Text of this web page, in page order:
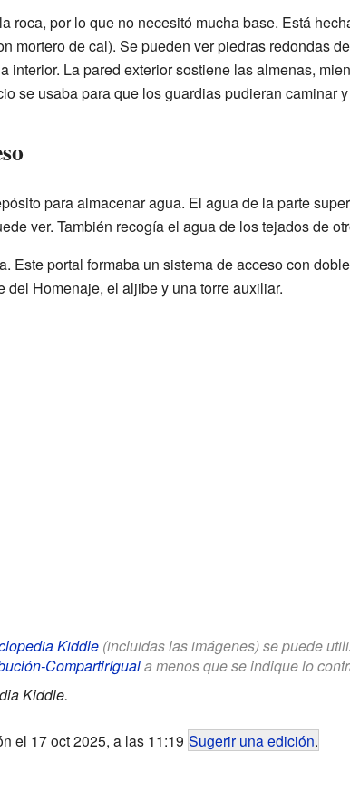
roca, por lo que no necesitó mucha base. Está
mortero de cal). Se pueden ver piedras redondas
interior. La pared exterior sostiene las almenas,
se usaba para que los guardias pudieran caminar
para almacenar agua. El agua de la parte
ver. También recogía el agua de los tejados de
Este portal formaba un sistema de acceso con
del Homenaje, el aljibe y una torre auxiliar.
Kiddle(incluidas las imágenes) se puede
CompartirIguala menos que se indique lo
Kiddle.
el 17 oct 2025, a las 11:19 Sugerir una edición.